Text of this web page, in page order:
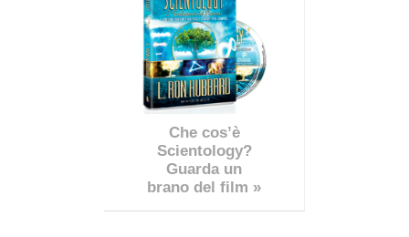
Che cos’è
Scientology?
Guarda un
brano del film »